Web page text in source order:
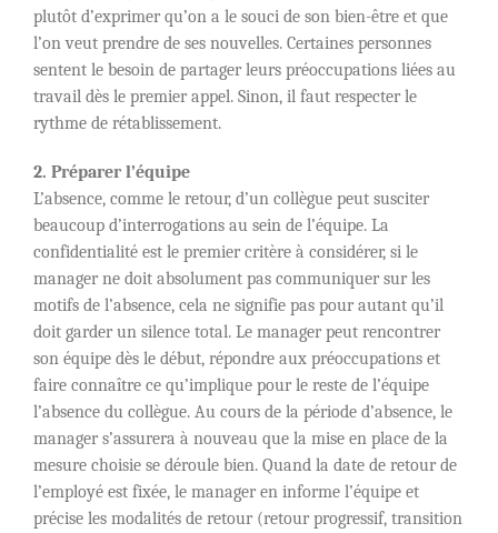
plutôt d’exprimer qu’on a le souci de son bien-être et que
l’on veut prendre de ses nouvelles. Certaines personnes
sentent le besoin de partager leurs préoccupations liées au
travail dès le premier appel. Sinon, il faut respecter le
rythme de rétablissement.
2. Préparer l’équipe
L’absence, comme le retour, d’un collègue peut susciter
beaucoup d’interrogations au sein de l’équipe. La
confidentialité est le premier critère à considérer, si le
manager ne doit absolument pas communiquer sur les
motifs de l’absence, cela ne signifie pas pour autant qu’il
doit garder un silence total. Le manager peut rencontrer
son équipe dès le début, répondre aux préoccupations et
faire connaître ce qu’implique pour le reste de l’équipe
l’absence du collègue. Au cours de la période d’absence, le
manager s’assurera à nouveau que la mise en place de la
mesure choisie se déroule bien. Quand la date de retour de
l’employé est fixée, le manager en informe l’équipe et
précise les modalités de retour (retour progressif, transition